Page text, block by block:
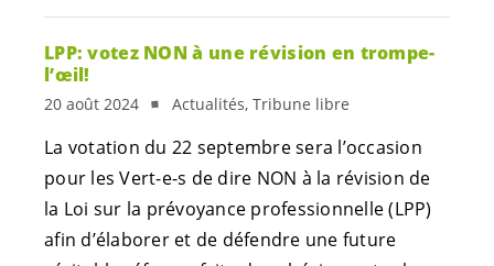
LPP: votez NON à une révision en trompe-
l’œil!
20 août 2024 Actualités, Tribune libre
La votation du 22 septembre sera l’occasion
pour lesVert-e-s de dire NON à la révision de
la Loi sur la prévoyance professionnelle (LPP)
afin d’élaborer et de défendre une future